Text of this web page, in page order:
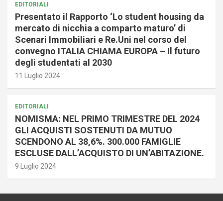
EDITORIALI
Presentato il Rapporto ‘Lo student housing da
mercato di nicchia a comparto maturo’ di
Scenari Immobiliari e Re.Uni nel corso del
convegno ITALIA CHIAMA EUROPA – Il futuro
degli studentati al 2030
11 Luglio 2024
EDITORIALI
NOMISMA: NEL PRIMO TRIMESTRE DEL 2024
GLI ACQUISTI SOSTENUTI DA MUTUO
SCENDONO AL 38,6%. 300.000 FAMIGLIE
ESCLUSE DALL’ACQUISTO DI UN’ABITAZIONE.
9 Luglio 2024